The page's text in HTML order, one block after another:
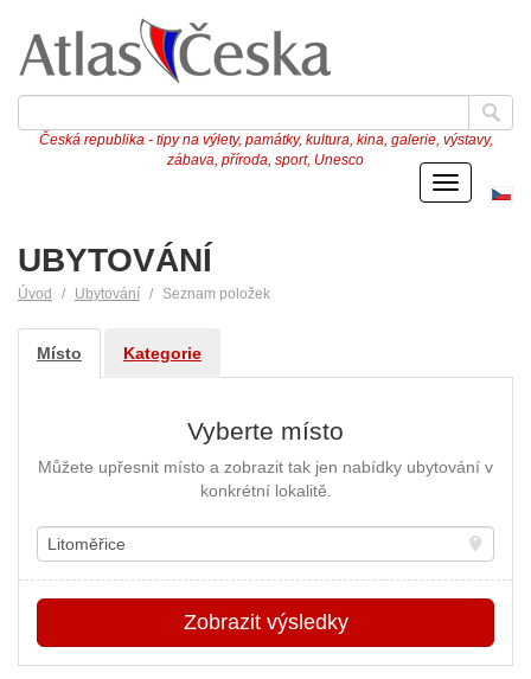
Česká republika - tipy na výlety, památky, kultura, kina, galerie, výstavy,
zábava, příroda, sport, Unesco
Menu
UBYTOVÁNÍ
Úvod Ubytování Seznam položek
Místo Kategorie
Vyberte místo
Můžete upřesnit místo a zobrazit tak jen nabídky ubytování v
konkrétní lokalitě.
Místo
Zobrazit výsledky